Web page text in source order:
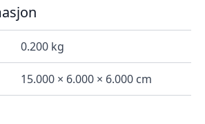
0.200 kg
15.000 × 6.000 × 6.000 cm